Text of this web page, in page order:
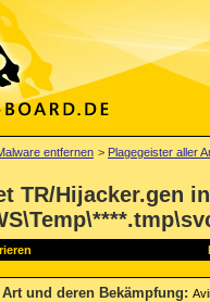
entfernen > Plagegeister aller
TR/Hijacker.gen in
und deren Bekämpfung: